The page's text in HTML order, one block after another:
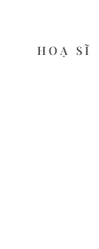
HOẠ SĨ